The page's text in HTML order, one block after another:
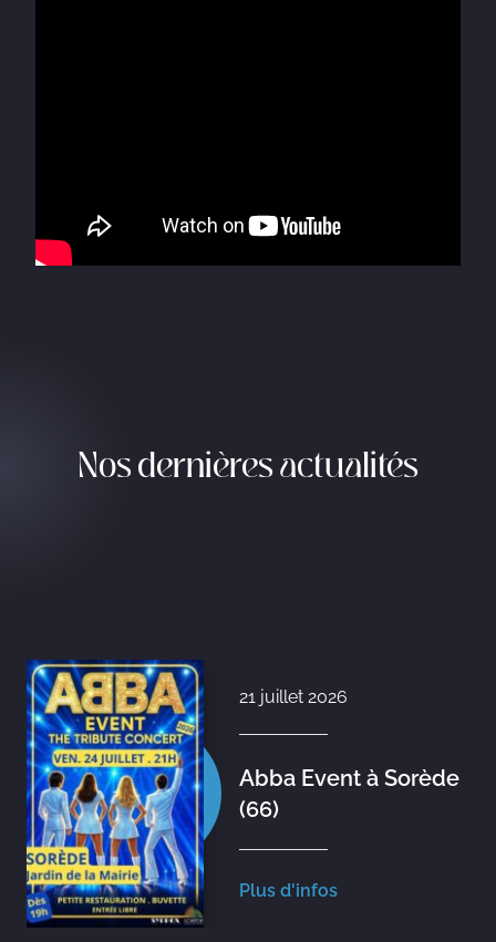
Nos dernières actualités
21 juillet 2026
Abba Event à Sorède
(66)
Plus d'infos